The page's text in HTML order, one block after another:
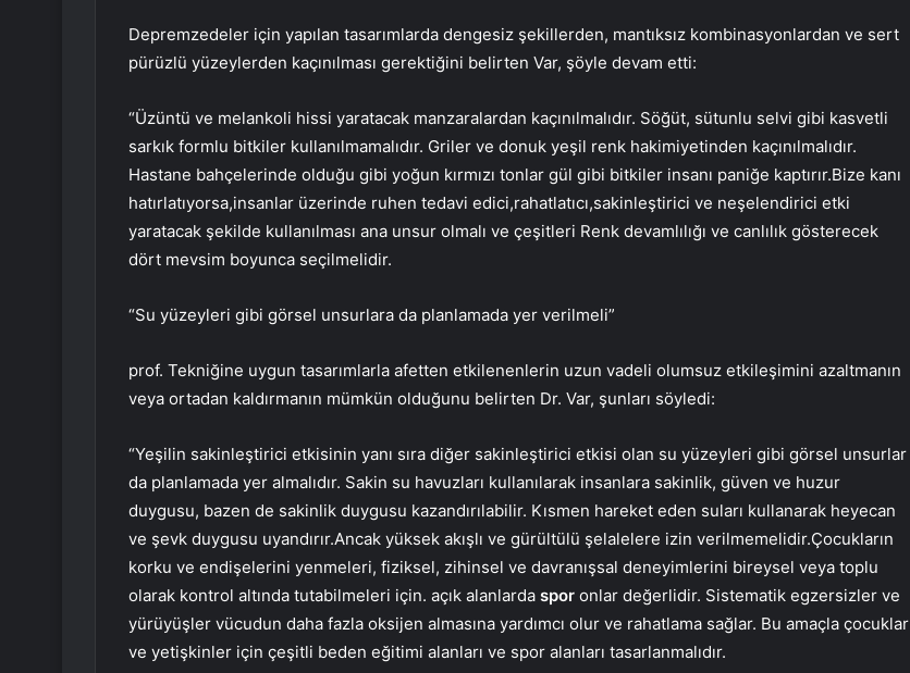
Depremzedeler için yapılan tasarımlarda dengesiz şekillerden, mantıksız kombinasyonlardan ve sert
pürüzlü yüzeylerden kaçınılması gerektiğini belirten Var, şöyle devam etti:
“Üzüntü ve melankoli hissi yaratacak manzaralardan kaçınılmalıdır. Söğüt, sütunlu selvi gibi kasvetli
sarkık formlu bitkiler kullanılmamalıdır. Griler ve donuk yeşil renk hakimiyetinden kaçınılmalıdır.
Hastane bahçelerinde olduğu gibi yoğun kırmızı tonlar gül gibi bitkiler insanı paniğe kaptırır.Bize kanı
hatırlatıyorsa,insanlar üzerinde ruhen tedavi edici,rahatlatıcı,sakinleştirici ve neşelendirici etki
yaratacak şekilde kullanılması ana unsur olmalı ve çeşitleri Renk devamlılığı ve canlılık gösterecek
dört mevsim boyunca seçilmelidir.
“Su yüzeyleri gibi görsel unsurlara da planlamada yer verilmeli”
prof. Tekniğine uygun tasarımlarla afetten etkilenenlerin uzun vadeli olumsuz etkileşimini azaltmanın
veya ortadan kaldırmanın mümkün olduğunu belirten Dr. Var, şunları söyledi:
“Yeşilin sakinleştirici etkisinin yanı sıra diğer sakinleştirici etkisi olan su yüzeyleri gibi görsel unsurlar
da planlamada yer almalıdır. Sakin su havuzları kullanılarak insanlara sakinlik, güven ve huzur
duygusu, bazen de sakinlik duygusu kazandırılabilir. Kısmen hareket eden suları kullanarak heyecan
ve şevk duygusu uyandırır.Ancak yüksek akışlı ve gürültülü şelalelere izin verilmemelidir.Çocukların
korku ve endişelerini yenmeleri, fiziksel, zihinsel ve davranışsal deneyimlerini bireysel veya toplu
olarak kontrol altında tutabilmeleri için. açık alanlarda spor onlar değerlidir. Sistematik egzersizler ve
yürüyüşler vücudun daha fazla oksijen almasına yardımcı olur ve rahatlama sağlar. Bu amaçla çocuklar
ve yetişkinler için çeşitli beden eğitimi alanları ve spor alanları tasarlanmalıdır.